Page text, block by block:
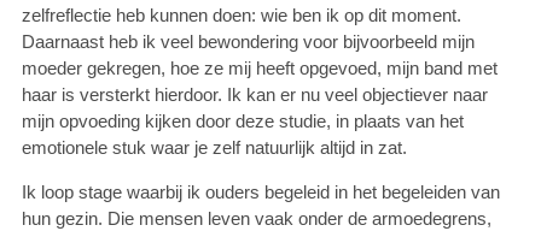
zelfreflectie heb kunnen doen: wie ben ik op dit moment.
Daarnaast heb ik veel bewondering voor bijvoorbeeld mijn
moeder gekregen, hoe ze mij heeft opgevoed, mijn band met
haar is versterkt hierdoor. Ik kan er nu veel objectiever naar
mijn opvoeding kijken door deze studie, in plaats van het
emotionele stuk waar je zelf natuurlijk altijd in zat.
Ik loop stage waarbij ik ouders begeleid in het begeleiden van
hun gezin. Die mensen leven vaak onder de armoedegrens,